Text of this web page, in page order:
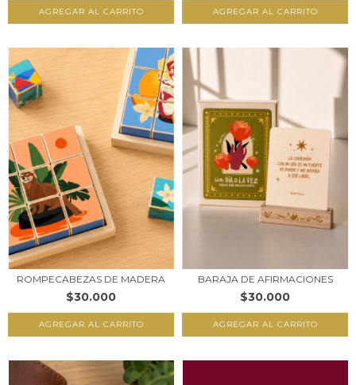
ROMPECABEZAS DE MADERA
$30.000
BARAJA DE AFIRMACIONES
$30.000